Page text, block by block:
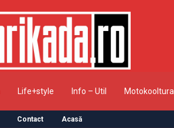
Life+style Info – Util Motokooltura
Contact Acasă